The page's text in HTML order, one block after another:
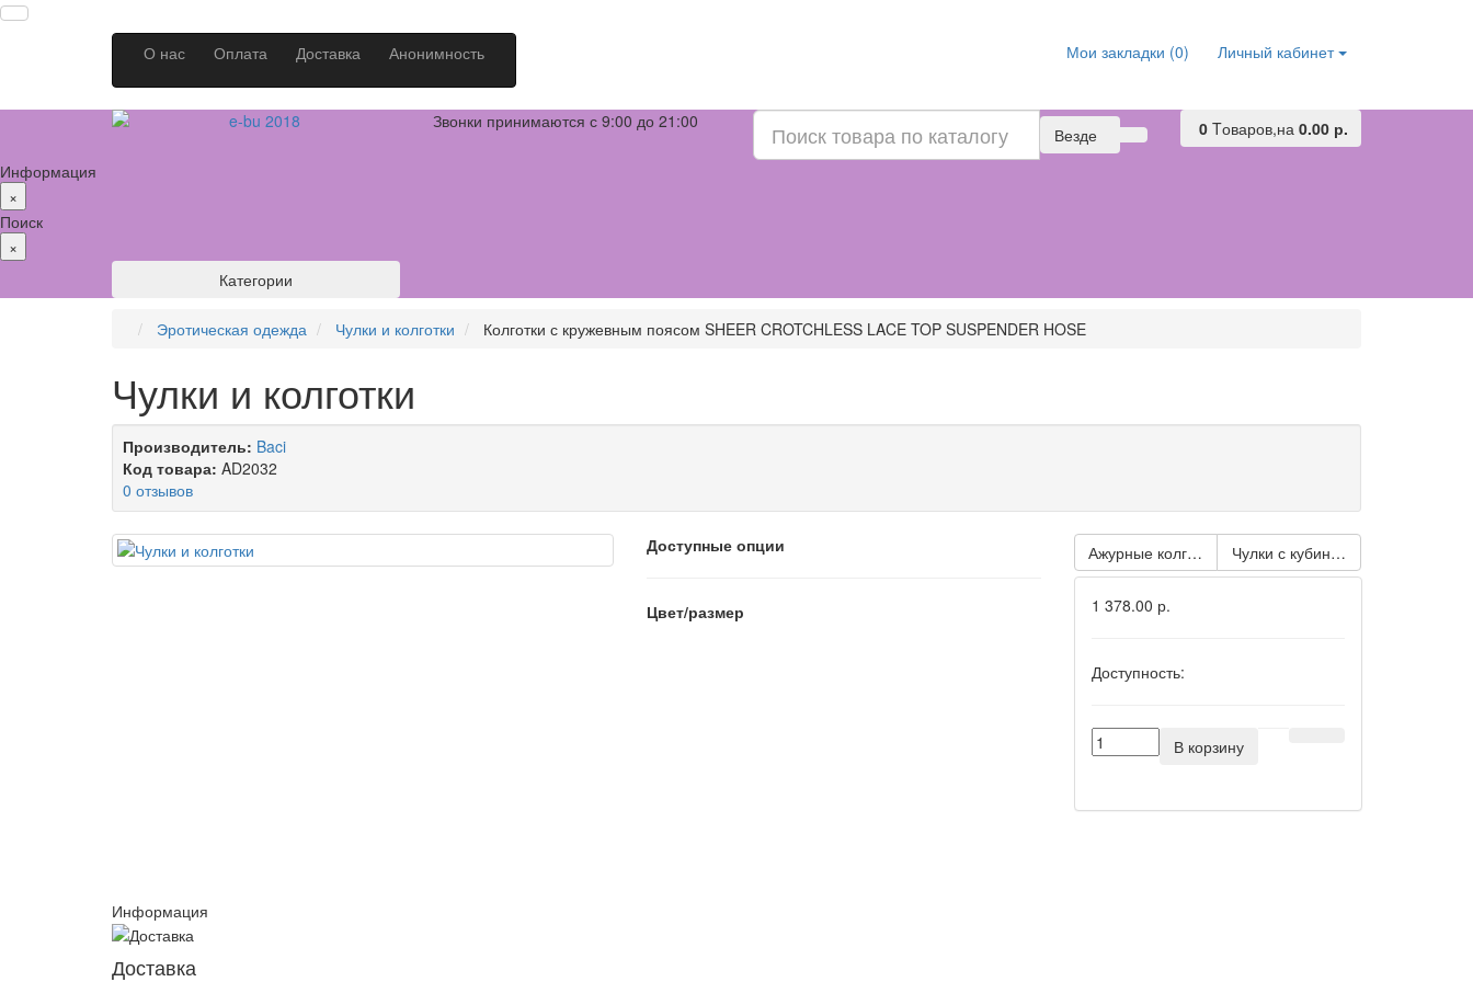
О нас Оплата Доставка Анонимность Личный кабинет
Мои закладки (0)
Звонки принимаются с 9:00 до 21:00 0 Tоваров,на 0.00 р.
Везде
Информация
×
Поиск
×
Категории
Эротическая одежда Чулки и колготки Колготки с кружевным поясом SHEER CROTCHLESS LACE TOP SUSPENDER HOSE
Чулки и колготки
Производитель: Baci
Код товара: AD2032
0 отзывов
Доступные опции
Цвет/размер
Ажурные колготки с вырезами на бёдрах
Чулки с кубинской пяточкой
1 378.00 р.
Доступность:
В корзину
Информация
Доставка